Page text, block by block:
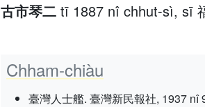
古市琴二 tī 1887 nî chhut-sì, sī
Chham-chiàu
臺灣人士艦. 臺灣新民報社, 1937 nî